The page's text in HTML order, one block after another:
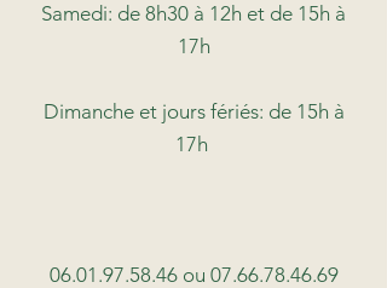
Samedi: de 8h30 à 12h et de 15h à
17h
Dimanche et jours fériés: de 15h à
17h
06.01.97.58.46ou 07.66.78.46.69